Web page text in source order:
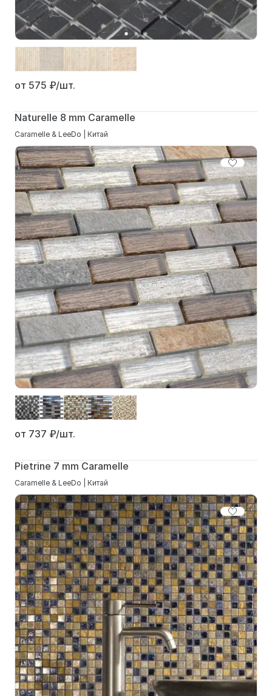
от 575 ₽/шт.
Naturelle 8 mm Caramelle
Caramelle & LeeDo | Китай
от 737 ₽/шт.
Pietrine 7 mm Caramelle
Caramelle & LeeDo | Китай